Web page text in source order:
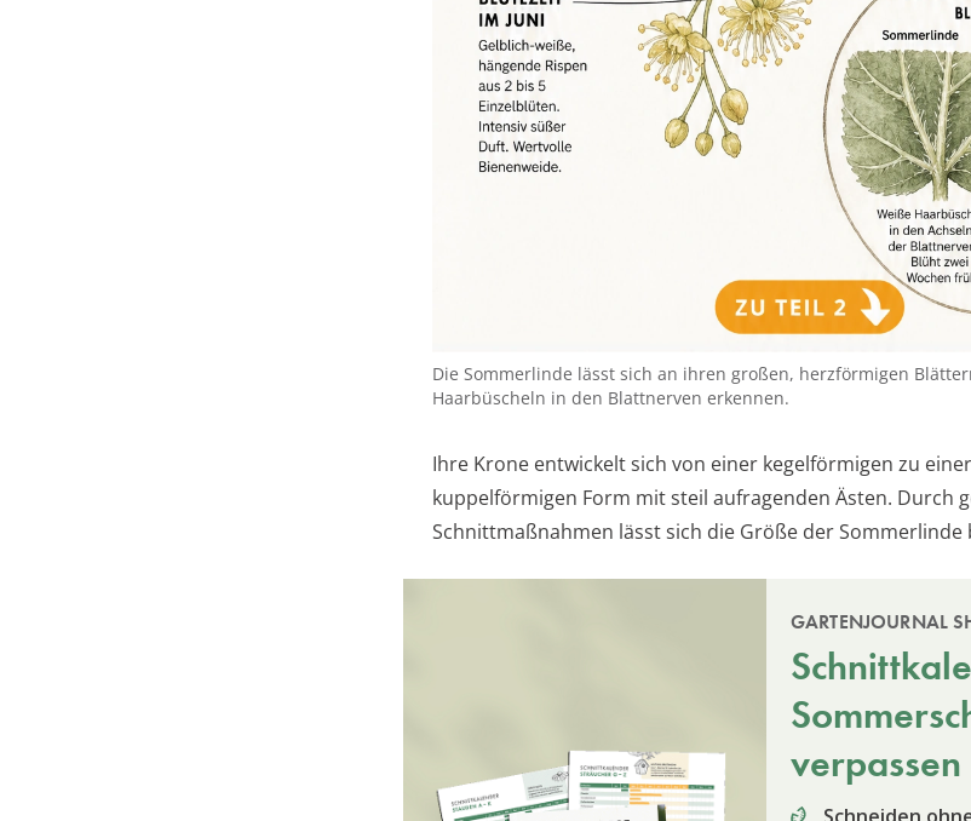
Die Sommerlinde lässt sich an ihren großen, herzförmigen
Haarbüscheln in den Blattnerven erkennen.
Ihre Krone entwickelt sich von einer kegelförmigen zu
kuppelförmigen Form mit steil aufragenden Ästen. Durch
Schnittmaßnahmen lässt sich die Größe der Sommerlinde
GARTENJOURNAL
verpassen
Schneiden